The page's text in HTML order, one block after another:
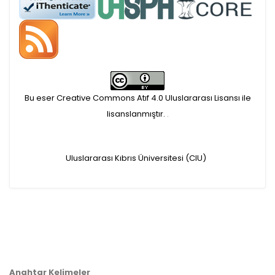
APC ödemesi
Öndenetimden geçen
makaleler için, 100 Avro
Makale İşletim Ücreti (APC)
Bu eser Creative Commons Atıf 4.0 Uluslararası Lisansı ile
lisanslanmıştır. .
Uluslararası Kıbrıs Üniversitesi (CIU)
Anahtar Kelimeler